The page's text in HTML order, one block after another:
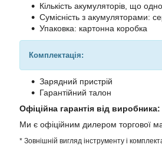
Кількість акумуляторів, що
Сумісність з акумуляторами:
Упаковка: картонна коробка
Комплектація:
Зарядний пристрій
Гарантійний талон
Офіційна гарантія від виробника:
Ми є офіційним дилером торгової
* Зовнішній вигляд інструменту і